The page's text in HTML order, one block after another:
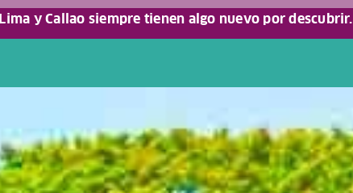
Lima y Callao siempre tienen algo nuevo por descubrir.